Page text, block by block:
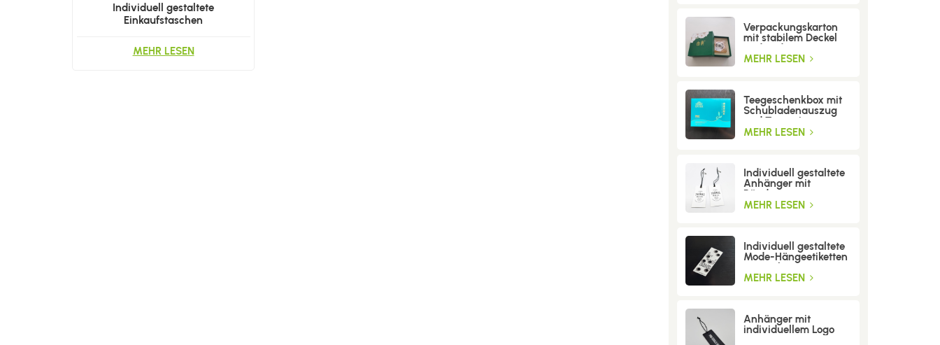
Individuell gestaltete
Einkaufstaschen
MEHR LESEN
Verpackungskarton
mit stabilem Deckel
und Boden
MEHR LESEN
Teegeschenkbox mit
Schubladenauszug
und Trenneinsatz
MEHR LESEN
Individuell gestaltete
Anhänger mit
Bändern
MEHR LESEN
Individuell gestaltete
Mode-Hängeetiketten
mit Löchern
MEHR LESEN
Anhänger mit
individuellem Logo